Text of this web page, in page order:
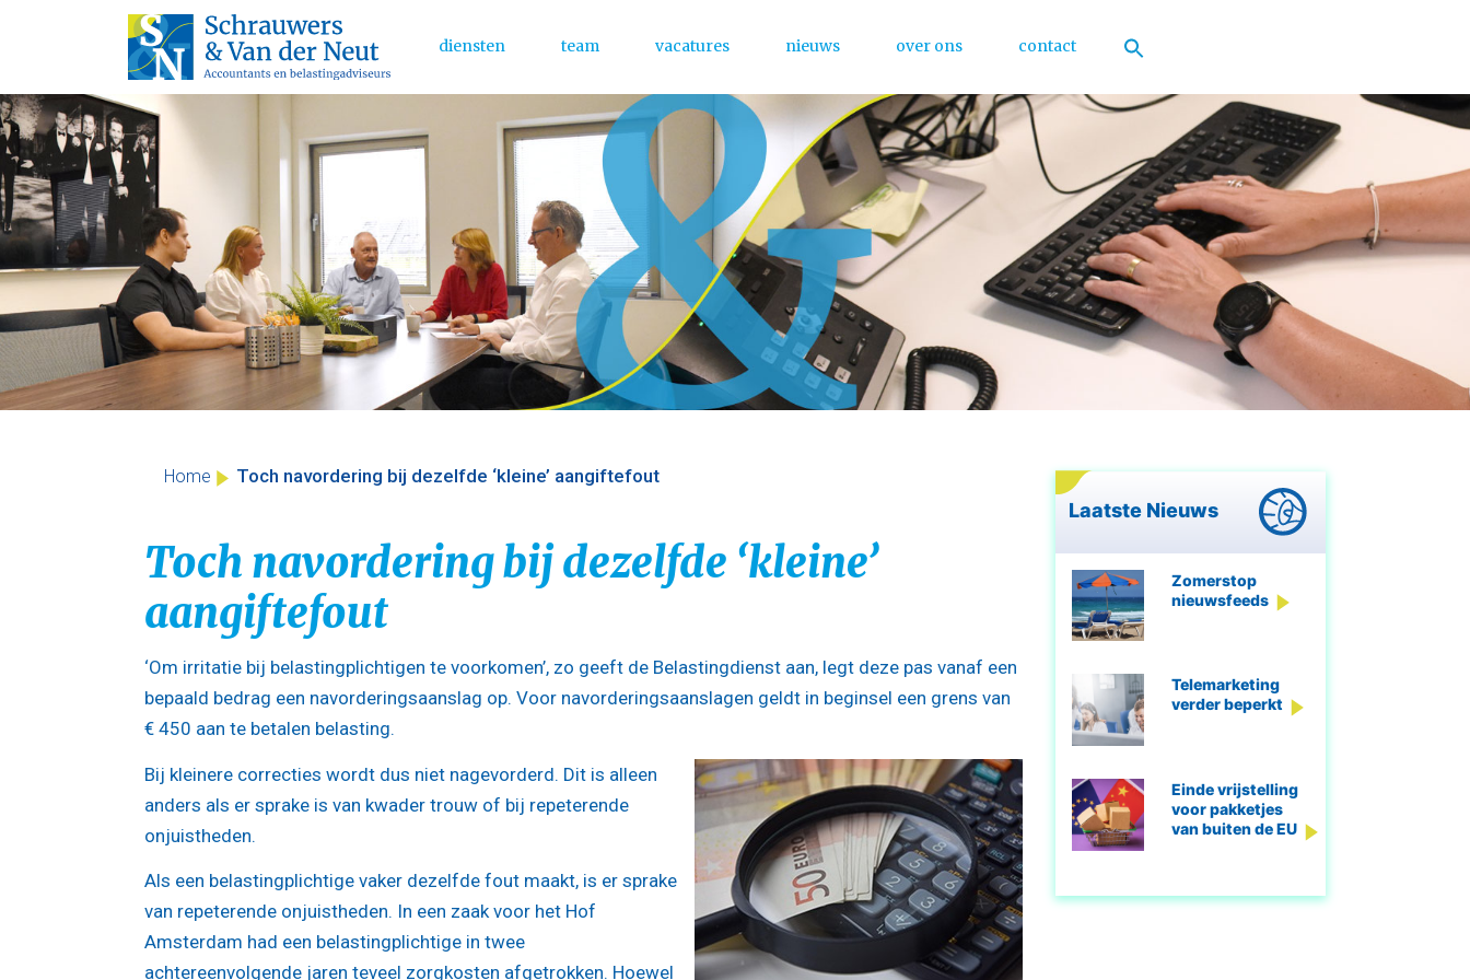
Skip
to
content
Main Menu
diensten team vacatures nieuws over ons contact
Home Toch navordering bij dezelfde ‘kleine’ aangiftefout
Toch navordering bij dezelfde ‘kleine’
aangiftefout
‘Om irritatie bij belastingplichtigen te voorkomen’, zo geeft de Belastingdienst aan, legt deze pas vanaf een
bepaald bedrag een navorderingsaanslag op. Voor navorderingsaanslagen geldt in beginsel een grens van
€ 450 aan te betalen belasting.
Bij kleinere correcties wordt dus niet nagevorderd. Dit is alleen
anders als er sprake is van kwader trouw of bij repeterende
onjuistheden.
Als een belastingplichtige vaker dezelfde fout maakt, is er sprake
van repeterende onjuistheden. In een zaak voor het Hof
Amsterdam had een belastingplichtige in twee
achtereenvolgende jaren teveel zorgkosten afgetrokken. Hoewel
Laatste Nieuws
Zomerstop
nieuwsfeeds
Telemarketing
verder beperkt
Einde vrijstelling
voor pakketjes
van buiten de EU